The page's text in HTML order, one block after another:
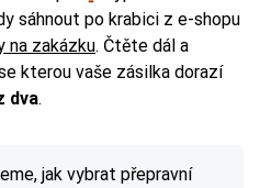
sáhnout po krabici z e-shopu
na zakázku. Čtěte dál a
kterou vaše zásilka dorazí
dva.
jak vybrat přepravní